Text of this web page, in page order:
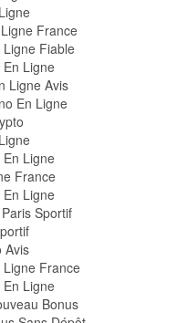
France
Fiable
Ligne
Ligne Avis
En Ligne
Ligne
France
Ligne
Sportif
Avis
Ligne France
Ligne
Bonus